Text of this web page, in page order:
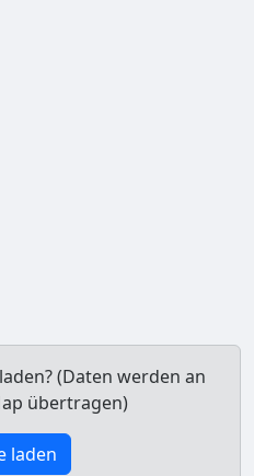
(Daten werden an
übertragen)
laden